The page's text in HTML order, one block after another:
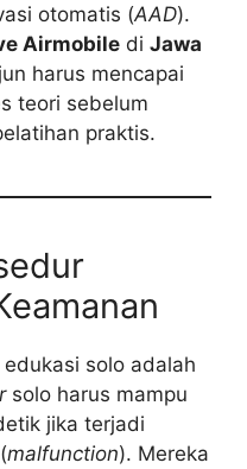
otomatis (AAD).
Airmobile di Jawa
harus mencapai
teori sebelum
praktis.
solo adalah
solo harus mampu
jika terjadi
malfunction). Mereka